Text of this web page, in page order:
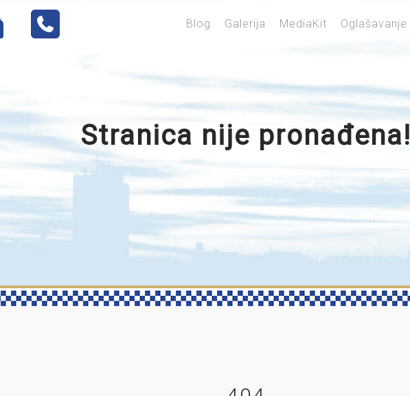
Blog Galerija MediaKit Oglašavanje
Stranica nije pronađena!